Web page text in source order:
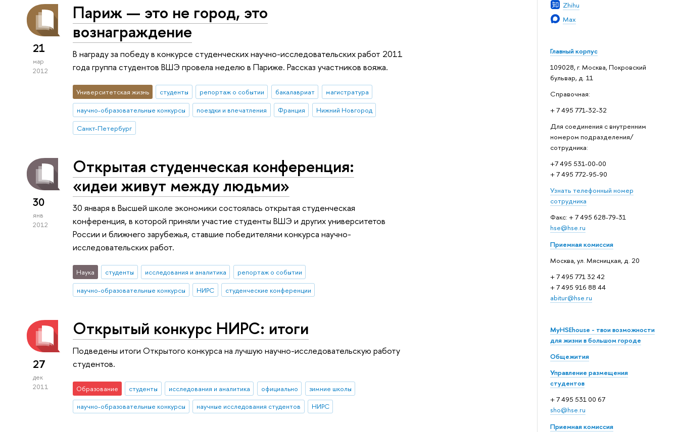
Zhihu
Max
Главный корпус
109028, г. Москва, Покровский
бульвар, д. 11
Справочная:
+ 7 495 771-32-32
Для соединения с внутренним
номером подразделения/
сотрудника:
+7 495 531-00-00
+ 7 495 772-95-90
Узнать телефонный номер
сотрудника
Факс: + 7 495 628-79-31
hse@hse.ru
Приемная комиссия
Москва, ул. Мясницкая, д. 20
+ 7 495 771 32 42
+ 7 495 916 88 44
abitur@hse.ru
MyHSEhouse - твои возможности
для жизни в большом городе
Общежития
Управление размещения
студентов
+ 7 495 531 00 67
sho@hse.ru
Приемная комиссия
21
мар
2012
Париж — это не город, это
вознаграждение
В награду за победу в конкурсе студенческих научно-исследовательских работ 2011
года группа студентов ВШЭ провела неделю в Париже. Рассказ участников вояжа.
Университетская жизнь студенты репортаж о событии бакалавриат
магистратура
научно-образовательные конкурсы
поездки и впечатления Франция
Нижний Новгород
Санкт-Петербург
30
янв
2012
Открытая студенческая конференция:
«идеи живут между людьми»
30 января в Высшей школе экономики состоялась открытая студенческая
конференция, в которой приняли участие студенты ВШЭ и других университетов
России и ближнего зарубежья, ставшие победителями конкурса научно-
исследовательских работ.
Наука студенты исследования и аналитика
репортаж о событии
научно-образовательные конкурсы
НИРС студенческие конференции
27
дек
2011
Открытый конкурс НИРС: итоги
Подведены итоги Открытого конкурса на лучшую научно-исследовательскую работу
студентов.
Образование студенты исследования и аналитика официально
зимние школы
научно-образовательные конкурсы
научные исследования студентов НИРС